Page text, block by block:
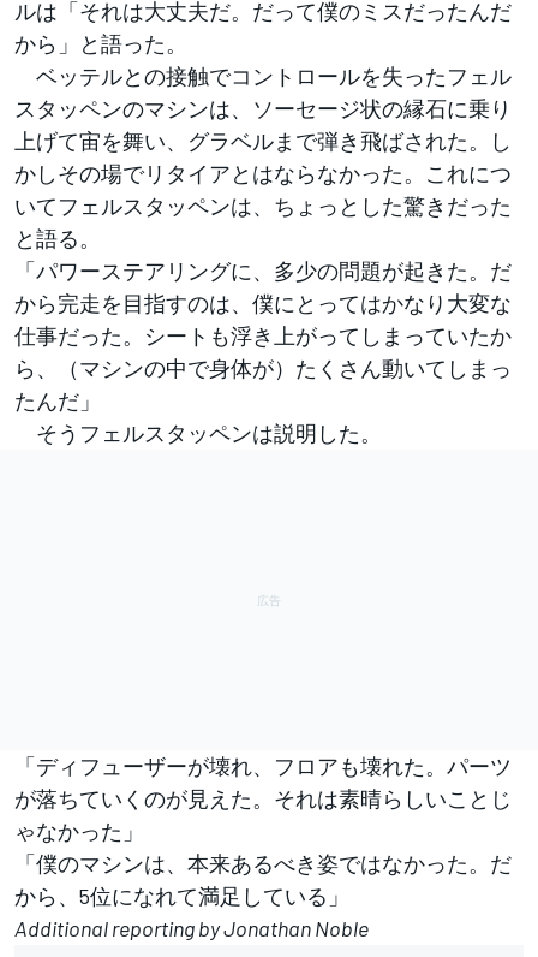
ルは「それは大丈夫だ。だって僕のミスだったんだ
から」と語った。
ベッテルとの接触でコントロールを失ったフェル
スタッペンのマシンは、ソーセージ状の縁石に乗り
上げて宙を舞い、グラベルまで弾き飛ばされた。し
かしその場でリタイアとはならなかった。これにつ
いてフェルスタッペンは、ちょっとした驚きだった
と語る。
「パワーステアリングに、多少の問題が起きた。だ
から完走を目指すのは、僕にとってはかなり大変な
仕事だった。シートも浮き上がってしまっていたか
ら、（マシンの中で身体が）たくさん動いてしまっ
たんだ」
そうフェルスタッペンは説明した。
「ディフューザーが壊れ、フロアも壊れた。パーツ
が落ちていくのが見えた。それは素晴らしいことじ
ゃなかった」
「僕のマシンは、本来あるべき姿ではなかった。だ
から、5位になれて満足している」
Additional reporting by Jonathan Noble